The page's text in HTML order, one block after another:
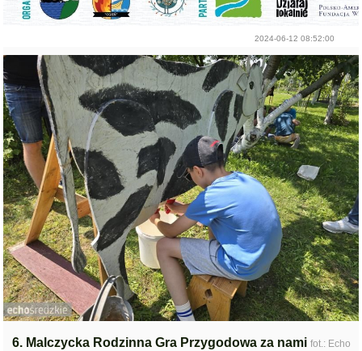
2024-06-12 08:52:00
6. Malczycka Rodzinna Gra Przygodowa za nami fot.: Echo